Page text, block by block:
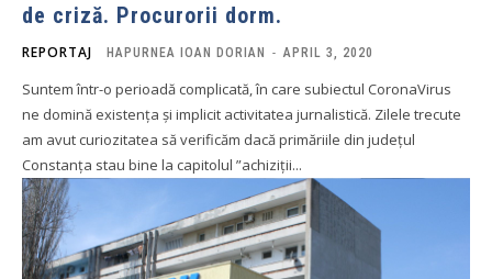
de criză. Procurorii dorm.
REPORTAJ HAPURNEA IOAN DORIAN - APRIL 3, 2020
Suntem într-o perioadă complicată, în care subiectul CoronaVirus
ne domină existența și implicit activitatea jurnalistică. Zilele trecute
am avut curiozitatea să verificăm dacă primăriile din județul
Constanța stau bine la capitolul ”achiziții...